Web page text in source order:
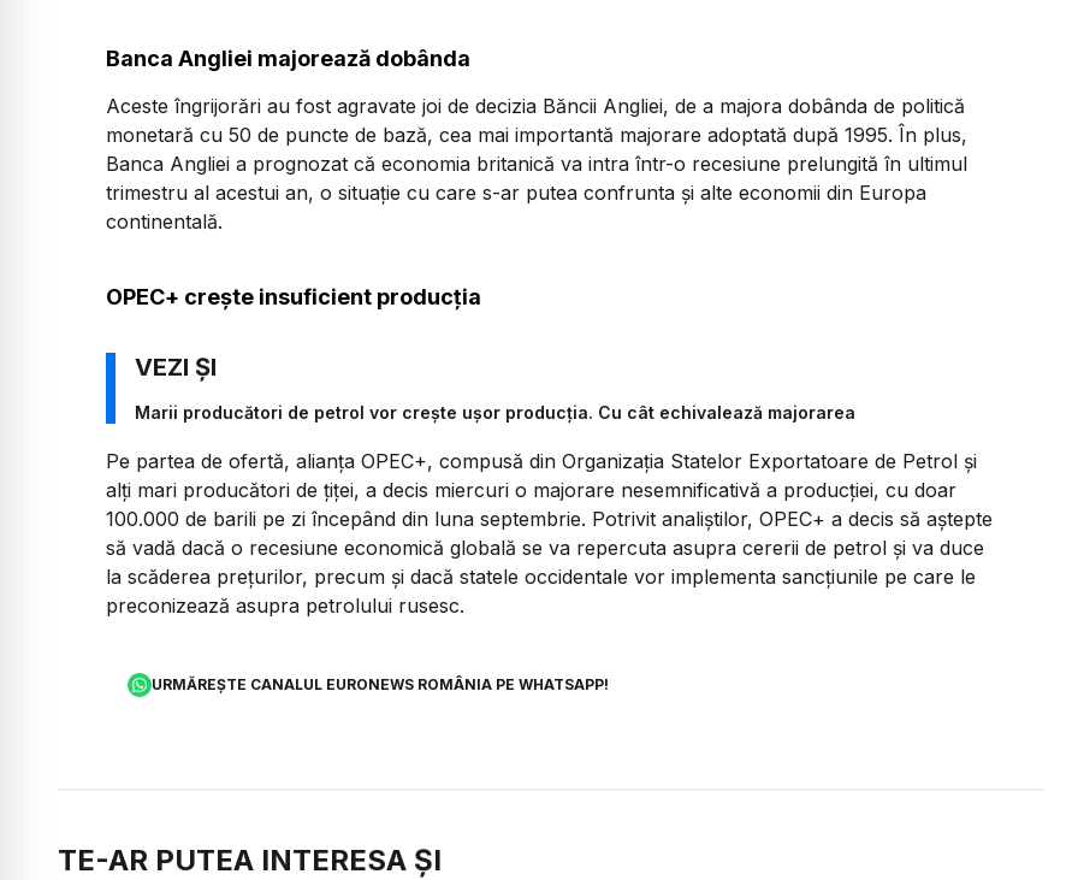
Banca Angliei majorează dobânda
Aceste îngrijorări au fost agravate joi de decizia Băncii Angliei, de a majora dobânda de politică
monetară cu 50 de puncte de bază, cea mai importantă majorare adoptată după 1995. În plus,
Banca Angliei a prognozat că economia britanică va intra într-o recesiune prelungită în ultimul
trimestru al acestui an, o situaţie cu care s-ar putea confrunta şi alte economii din Europa
continentală.
OPEC+ crește insuficient producția
Marii producători de petrol vor crește ușor producția. Cu cât echivalează majorarea
Pe partea de ofertă, alianţa OPEC+, compusă din Organizaţia Statelor Exportatoare de Petrol şi
alţi mari producători de ţiţei, a decis miercuri o majorare nesemnificativă a producţiei, cu doar
100.000 de barili pe zi începând din luna septembrie. Potrivit analiştilor, OPEC+ a decis să aştepte
să vadă dacă o recesiune economică globală se va repercuta asupra cererii de petrol şi va duce
la scăderea preţurilor, precum şi dacă statele occidentale vor implementa sancţiunile pe care le
preconizează asupra petrolului rusesc.
URMĂREȘTE CANALUL EURONEWS ROMÂNIA PE WHATSAPP!
TE-AR PUTEA INTERESA ȘI